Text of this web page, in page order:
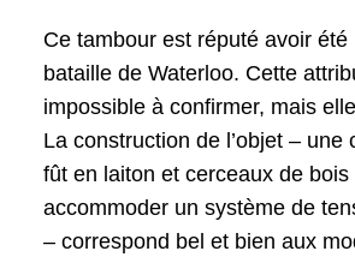
Ce tambour est réputé avoir été
bataille de Waterloo. Cette
impossible à confirmer, mais
La construction de l’objet – une
fût en laiton et cerceaux de
accommoder un système de
– correspond bel et bien aux